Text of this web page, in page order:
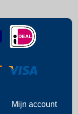
Mijn account